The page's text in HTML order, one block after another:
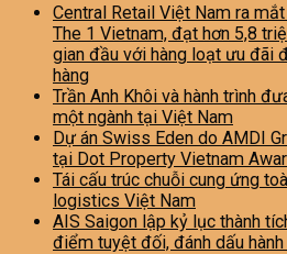
Central Retail Việt Nam ra
The 1 Vietnam, đạt hơn 5,8
gian đầu với hàng loạt ưu đãi
hàng
Trần Anh Khôi và hành trình
một ngành tại Việt Nam
Dự án Swiss Eden do AMDI
tại Dot Property Vietnam
Tái cấu trúc chuỗi cung ứng
logistics Việt Nam
AIS Saigon lập kỷ lục thành
điểm tuyệt đối, đánh dấu